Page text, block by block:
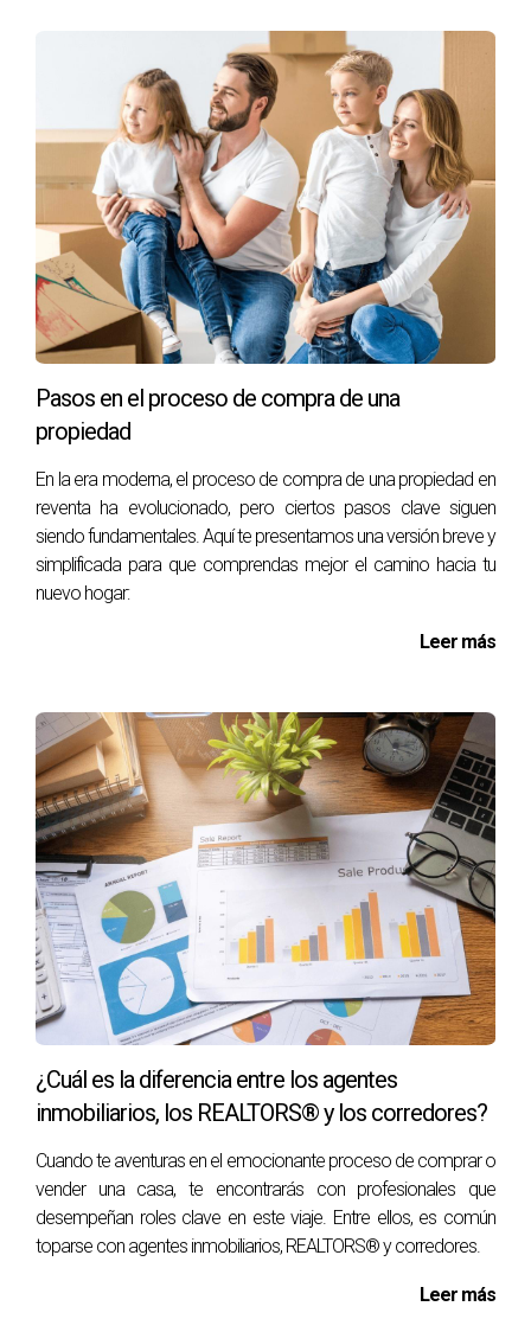
Pasos en el proceso de compra de una
propiedad
En la era moderna, el proceso de compra de una propiedad en
reventa ha evolucionado, pero ciertos pasos clave siguen
siendo fundamentales. Aquí te presentamos una versión breve y
simplificada para que comprendas mejor el camino hacia tu
nuevo hogar:
Leer más
¿Cuál es la diferencia entre los agentes
inmobiliarios, los REALTORS® y los corredores?
Cuando te aventuras en el emocionante proceso de comprar o
vender una casa, te encontrarás con profesionales que
desempeñan roles clave en este viaje. Entre ellos, es común
toparse con agentes inmobiliarios, REALTORS® y corredores.
Leer más